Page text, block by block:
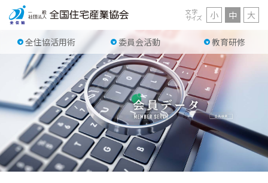
全住協活用術 委員会活動 教育研修
文字
サイズ 小 中 大